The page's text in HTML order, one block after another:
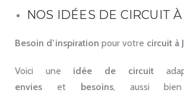
NOS IDÉES DE CIRCUIT À
Besoin d’inspiration pour votre circuit à
Voici une idée de circuit
envies et besoins, aussi